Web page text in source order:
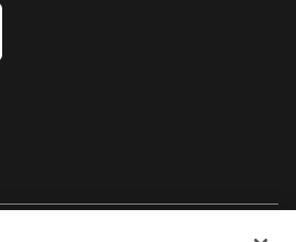
ongletonglet